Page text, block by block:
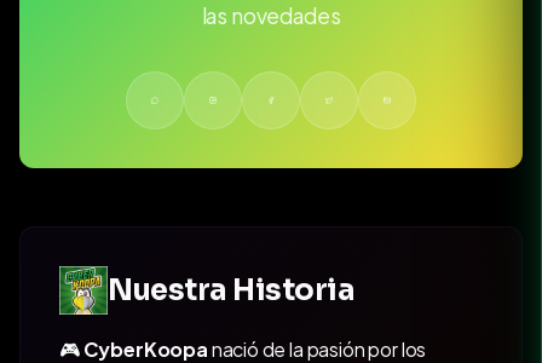
las novedades
Nuestra Historia
🎮CyberKoopanació de la pasión por los